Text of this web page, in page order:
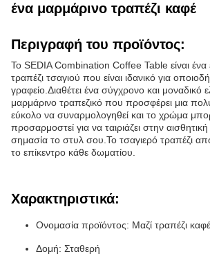
ένα μαρμάρινο τραπέζι καφέ
Περιγραφή του προϊόντος:
Το SEDIA Combination Coffee Table είναι ένα
τραπέζι τσαγιού που είναι ιδανικό για
γραφείο.Διαθέτει ένα σύγχρονο και μοναδικό
μαρμάρινο τραπεζικό που προσφέρει μια
εύκολο να συναρμολογηθεί και το χρώμα
προσαρμοστεί για να ταιριάζει στην
σημασία το στυλ σου.Το τσαγιερό τραπέζι
το επίκεντρο κάθε δωματίου.
Χαρακτηριστικά:
Ονομασία προϊόντος: Μαζί τραπέζι καφέ
Δομή: Σταθερή